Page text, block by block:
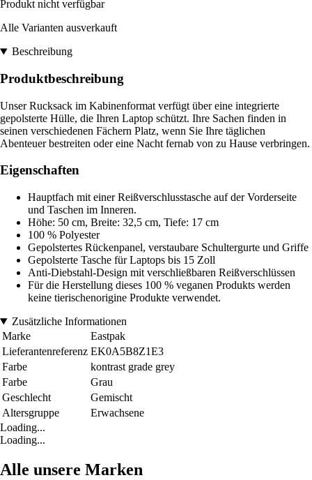
Produkt nicht verfügbar
Alle Varianten ausverkauft
Beschreibung
Produktbeschreibung
Unser Rucksack im Kabinenformat verfügt über eine integrierte
gepolsterte Hülle, die Ihren Laptop schützt. Ihre Sachen finden in
seinen verschiedenen Fächern Platz, wenn Sie Ihre täglichen
Abenteuer bestreiten oder eine Nacht fernab von zu Hause verbringen.
Eigenschaften
Hauptfach mit einer Reißverschlusstasche auf der Vorderseite
und Taschen im Inneren.
Höhe: 50 cm, Breite: 32,5 cm, Tiefe: 17 cm
100 % Polyester
Gepolstertes Rückenpanel, verstaubare Schultergurte und Griffe
Gepolsterte Tasche für Laptops bis 15 Zoll
Anti-Diebstahl-Design mit verschließbaren Reißverschlüssen
Für die Herstellung dieses 100 % veganen Produkts werden
keine tierischenorigine Produkte verwendet.
Zusätzliche Informationen
Marke
Eastpak
Lieferantenreferenz EK0A5B8Z1E3
Farbe
kontrast grade grey
Farbe
Grau
Geschlecht
Gemischt
Altersgruppe
Erwachsene
Loading...
Loading...
Alle unsere Marken